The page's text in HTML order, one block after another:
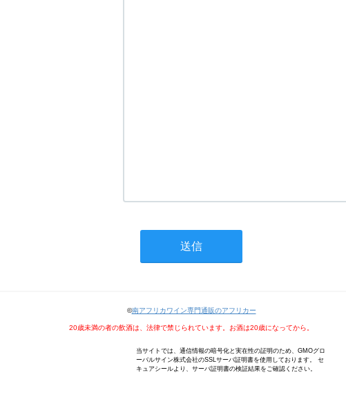
©南アフリカワイン専門通販のアフリカー
20歳未満の者の飲酒は、法律で禁じられています。お酒は20歳になってから。
当サイトでは、通信情報の暗号化と実在性の証明のため、GMOグロ
ーバルサイン株式会社のSSLサーバ証明書を使用しております。 セ
キュアシールより、サーバ証明書の検証結果をご確認ください。